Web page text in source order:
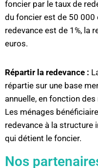
foncier par le taux de
du foncier est de 50 000
redevance est de 1%, la
euros.
Répartir la redevance :
répartie sur une base
annuelle, en fonction
Les ménages
redevance à la structure
qui détient le foncier.
Nos